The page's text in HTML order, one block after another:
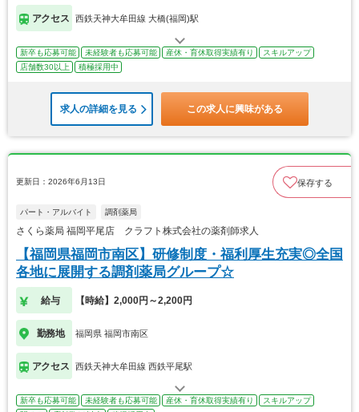
アクセス 西鉄天神大牟田線 大橋(福岡)駅
新卒も応募可能 未経験者も応募可能 産休・育休取得実績有り
スキルアップ
店舗数30以上
積極採用中
求人の詳細を見る この求人に興味がある
更新日：2026年6月13日 保存する
パート・アルバイト 調剤薬局
さくら薬局 福岡平尾店 クラフト株式会社の薬剤師求人
【福岡県福岡市南区】研修制度・福利厚生充実◎全国
各地に展開する調剤薬局グループ☆
給与 【時給】2,000円～2,200円
勤務地 福岡県 福岡市南区
アクセス 西鉄天神大牟田線 西鉄平尾駅
新卒も応募可能 未経験者も応募可能 産休・育休取得実績有り
スキルアップ